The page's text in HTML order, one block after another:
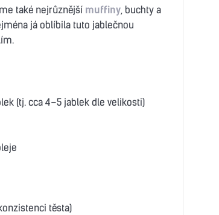
také nejrůznější muffiny, buchty a
já oblíbila tuto jablečnou
(tj. cca 4–5 jablek dle velikosti)
těsta)